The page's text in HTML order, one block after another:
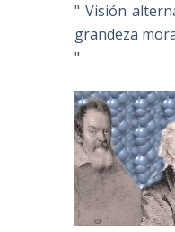
" Visión
grandeza
"